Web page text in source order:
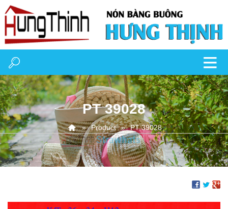
PT 39028
Product PT 39028